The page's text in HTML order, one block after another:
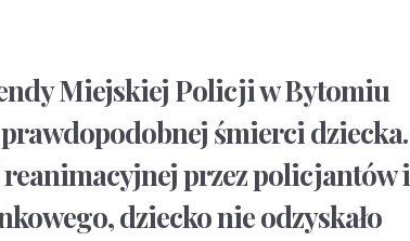
Miejskiej Policji w Bytomiu
śmierci dziecka.
przez policjantów i
dziecko nie odzyskało